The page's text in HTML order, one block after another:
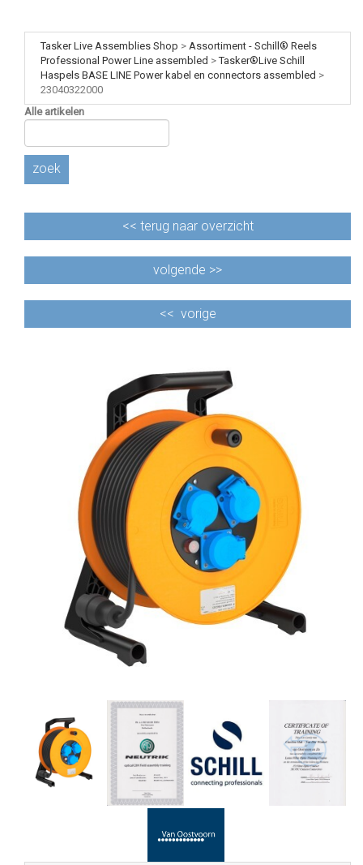
Tasker Live Assemblies Shop > Assortiment - Schill® Reels
Professional Power Line assembled >Tasker®Live Schill
Haspels BASE LINE Power kabel en connectors assembled >
23040322000
Alle artikelen
zoek
<< terug naar overzicht
volgende >>
<< vorige